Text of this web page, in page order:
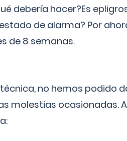
debería hacer?Es
de alarma? Por
de 8 semanas.
no hemos podido
molestias ocasionadas.